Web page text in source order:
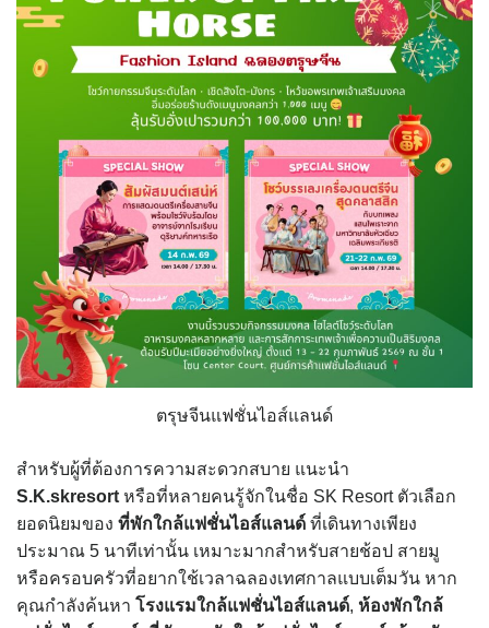
ตรุษจีนแฟชั่นไอส์แลนด์
สำหรับผู้ที่ต้องการความสะดวกสบาย แนะนำ
S.K.skresort หรือที่หลายคนรู้จักในชื่อ SK Resort ตัวเลือก
ยอดนิยมของ ที่พักใกล้แฟชั่นไอส์แลนด์ ที่เดินทางเพียง
ประมาณ 5 นาทีเท่านั้น เหมาะมากสำหรับสายช้อป สายมู
หรือครอบครัวที่อยากใช้เวลาฉลองเทศกาลแบบเต็มวัน หาก
คุณกำลังค้นหา โรงแรมใกล้แฟชั่นไอส์แลนด์, ห้องพักใกล้